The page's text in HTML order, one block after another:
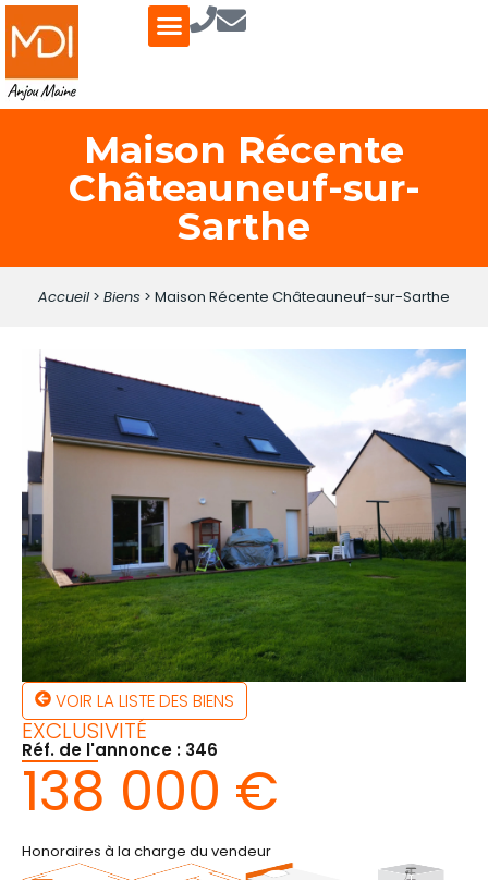
Maison Récente
Châteauneuf-sur-
Sarthe
Accueil> Biens > Maison Récente Châteauneuf-sur-Sarthe
VOIR LA LISTE DES BIENS
EXCLUSIVITÉ
Réf. de l'annonce : 346
138 000 €
Honoraires à la charge du vendeur